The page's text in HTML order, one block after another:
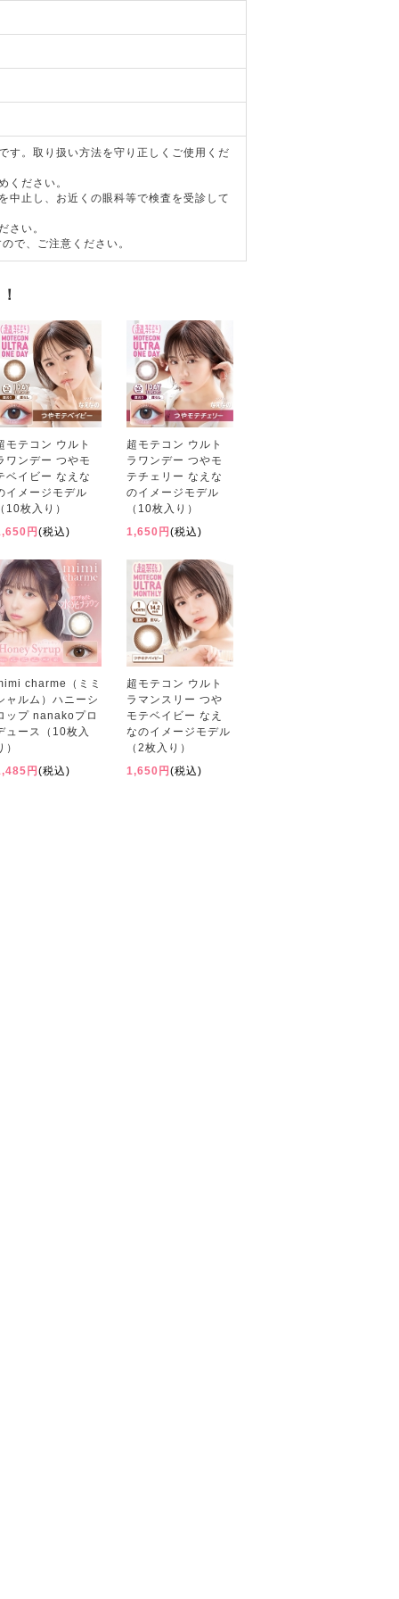
す。取り扱い方法を守り正しくご使用くだ
ください。
中止し、お近くの眼科等で検査を受診して
さい。
で、ご注意ください。
モテコン ウルト
ワンデー つやモ
ベイビー なえな
イメージモデル
10枚入り）
円 (税込)
超モテコン ウルト
ラワンデー つやモ
テチェリー なえな
のイメージモデル
（10枚入り）
1,650円 (税込)
charme（ミミ
ャルム）ハニーシ
ップ nanakoプロ
ュース（10枚入
）
円 (税込)
超モテコン ウルト
ラマンスリー つや
モテベイビー なえ
なのイメージモデル
（2枚入り）
1,650円 (税込)